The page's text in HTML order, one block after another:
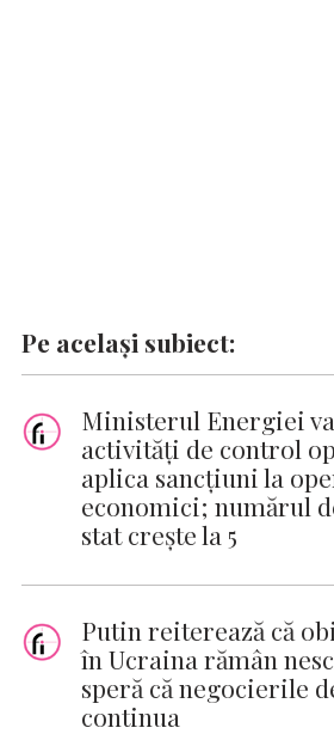
Pe același subiect:
Ministerul Energiei
activităţi de control
aplica sancţiuni la
economici; numărul
stat creşte la 5
Putin reiterează că
în Ucraina rămân
speră că negocierile
continua